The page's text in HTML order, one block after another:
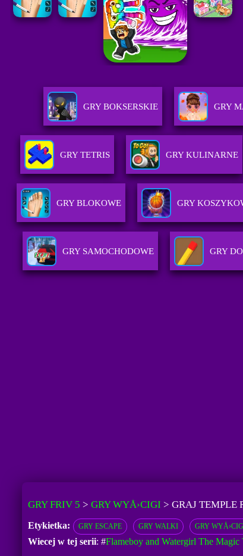
GRY BOKSERSKIE GRY
GRY TETRIS GRY KULINARNE
GRY BLOKOWE GRY
GRY SAMOCHODOWE GRY
GRY FRIV 5 > GRY WYÅ›CIGI > GRAJ TEMPLE
Etykietka: GRY ESCAPE GRY WALKI GRY
Wiecej w tej serii: #Flameboy and Watergirl The Magic